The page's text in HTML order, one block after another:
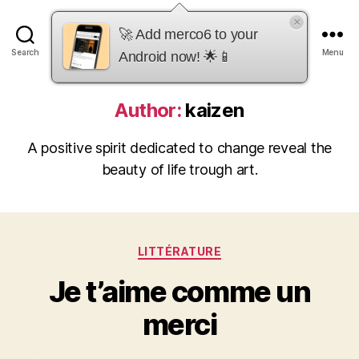
Search
merco6
Menu
Author: kaizen
A positive spirit dedicated to change reveal the
beauty of life trough art.
Categories
LITTÉRATURE
Je t’aime comme un
merci
🚀 Add merco6 to your
Android now! 🌟📱
×